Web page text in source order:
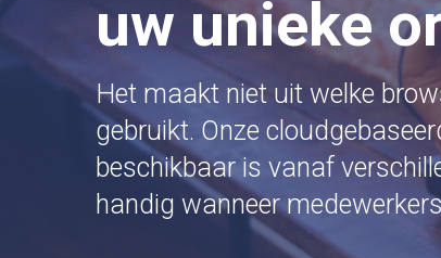
uw unieke
Het maakt niet uit welke
gebruikt. Onze
beschikbaar is vanaf
handig wanneer